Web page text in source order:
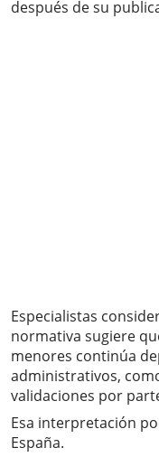
después de su
Especialistas
normativa sugiere
menores continúa
administrativos,
validaciones por
Esa interpretación
España.